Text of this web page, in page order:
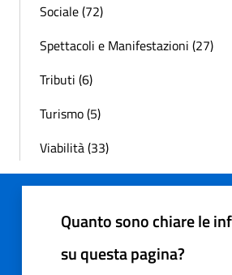
Sociale (72)
Spettacoli e Manifestazioni (27)
Tributi (6)
Turismo (5)
Viabilità (33)
Quanto sono chiare le
su questa pagina?